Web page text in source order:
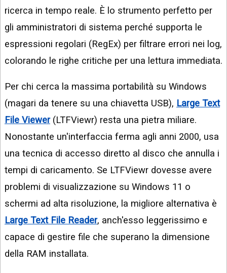
ricerca in tempo reale. È lo strumento perfetto per
gli amministratori di sistema perché supporta le
espressioni regolari (RegEx) per filtrare errori nei log,
colorando le righe critiche per una lettura immediata.
Per chi cerca la massima portabilità su Windows
(magari da tenere su una chiavetta USB), Large Text
File Viewer(LTFViewr) resta una pietra miliare.
Nonostante un'interfaccia ferma agli anni 2000, usa
una tecnica di accesso diretto al disco che annulla i
tempi di caricamento. Se LTFViewr dovesse avere
problemi di visualizzazione su Windows 11 o
schermi ad alta risoluzione, la migliore alternativa è
Large Text File Reader, anch'esso leggerissimo e
capace di gestire file che superano la dimensione
della RAM installata.